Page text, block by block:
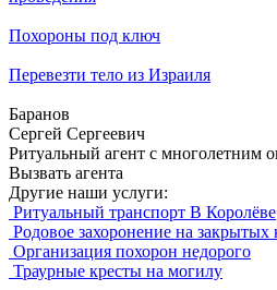
Похороны под ключ
Перевезти тело из Израиля
Баранов
Сергей Сергеевич
Ритуальный агент с многолетним
Вызвать агента
Другие наши услуги:
Ритуальный транспорт В Королёве
Родовое захоронение на
Организация похорон недорого
Траурные кресты на могилу